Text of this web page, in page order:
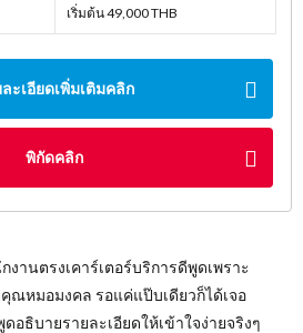
เริ่มต้น 49,000 THB
ะเอียดเพิ่มเติมคลิก
พิกัดคลิก
งานตรงเคาร์เตอร์บริการดีพูดเพราะ
หมอมงคล รอแค่แป๊บเดียวก็ได้เจอ
ธิบายรายละเอียดให้เข้าใจง่ายจริงๆ